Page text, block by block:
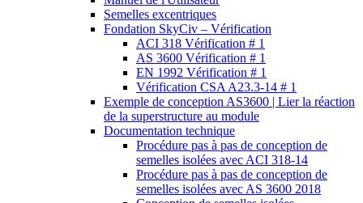
Semelles excentriques
Fondation SkyCiv – Vérification
ACI 318 Vérification # 1
AS 3600 Vérification # 1
EN 1992 Vérification # 1
Vérification CSA A23.3-14 # 1
Exemple de conception AS3600 | Lier la réaction
de la superstructure au module
Documentation technique
Procédure pas à pas de conception de
semelles isolées avec ACI 318-14
Procédure pas à pas de conception de
semelles isolées avec AS 3600 2018